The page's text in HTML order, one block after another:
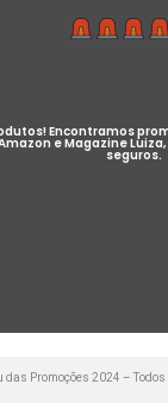
Encontramos
e Magazine
seguros.
das Promoções 2024 –